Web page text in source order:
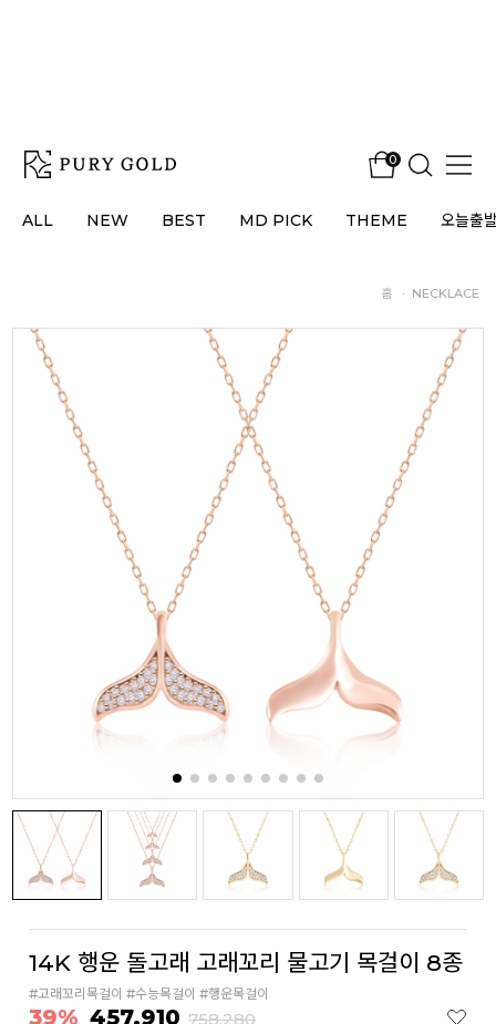
0
ALL NEW BEST MD PICK THEME 오늘출
홈 · NECKLACE
14K 행운 돌고래 고래꼬리 물고기 목걸이 8종
#고래꼬리목걸이 #수능목걸이 #행운목걸이
39% 457,910 758,280